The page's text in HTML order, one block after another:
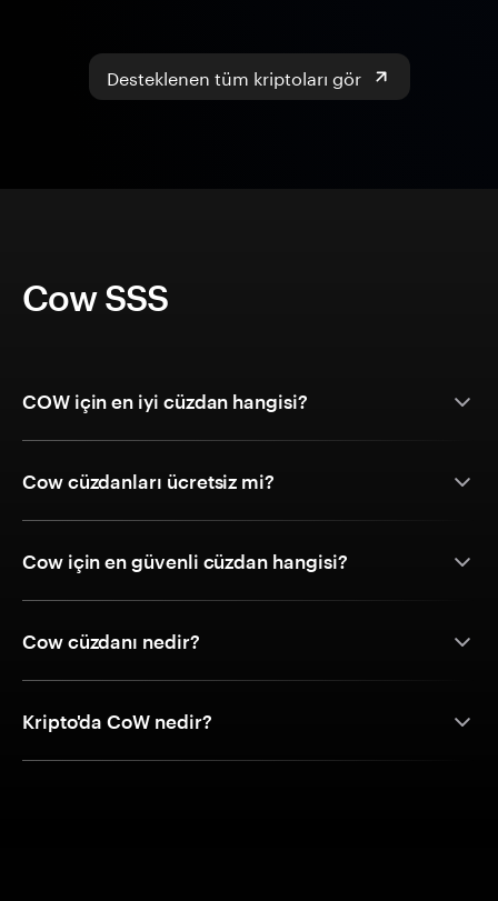
Desteklenen tüm kriptoları gör
Cow SSS
COW için en iyi cüzdan hangisi?
Cow cüzdanları ücretsiz mi?
Cow için en güvenli cüzdan hangisi?
Cow cüzdanı nedir?
Kripto'da CoW nedir?